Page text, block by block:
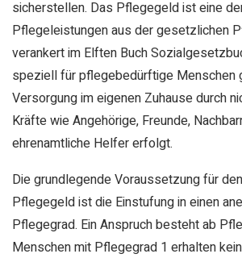
sicherstellen. Das Pflegegeld ist eine
Pflegeleistungen aus der gesetzlichen
verankert im Elften Buch
speziell für pflegebedürftige Menschen
Versorgung im eigenen Zuhause durch
Kräfte wie Angehörige, Freunde,
ehrenamtliche Helfer erfolgt.
Die grundlegende Voraussetzung für
Pflegegeld ist die Einstufung in einen
Pflegegrad. Ein Anspruch besteht ab
Menschen mit Pflegegrad 1 erhalten